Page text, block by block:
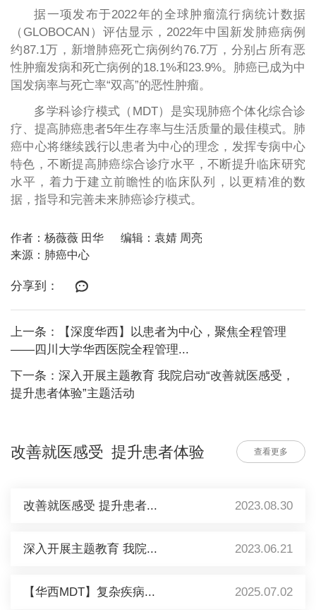
据一项发布于2022年的全球肿瘤流行病统计数据
（GLOBOCAN）评估显示，2022年中国新发肺癌病例
约87.1万，新增肺癌死亡病例约76.7万，分别占所有恶
性肿瘤发病和死亡病例的18.1%和23.9%。肺癌已成为中
国发病率与死亡率“双高”的恶性肿瘤。
多学科诊疗模式（MDT）是实现肺癌个体化综合诊
疗、提高肺癌患者5年生存率与生活质量的最佳模式。肺
癌中心将继续践行以患者为中心的理念，发挥专病中心
特色，不断提高肺癌综合诊疗水平，不断提升临床研究
水平，着力于建立前瞻性的临床队列，以更精准的数
据，指导和完善未来肺癌诊疗模式。
作者：杨薇薇 田华
编辑：袁婧 周亮
来源：肺癌中心
分享到：
上一条：【深度华西】以患者为中心，聚焦全程管理
——四川大学华西医院全程管理...
下一条：深入开展主题教育 我院启动“改善就医感受，
提升患者体验”主题活动
改善就医感受 提升患者体验 查看更多
改善就医感受 提升患者... 2023.08.30
深入开展主题教育 我院... 2023.06.21
【华西MDT】复杂疾病... 2025.07.02